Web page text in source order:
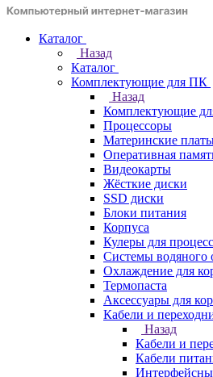
Каталог
Назад
Каталог
Комплектующие для ПК
Назад
Комплектующие
Процессоры
Материнские
Оперативная
Видеокарты
Жёсткие диски
SSD диски
Блоки питания
Корпуса
Кулеры для
Системы водяного
Охлаждение для
Термопаста
Аксессуары для
Кабели и
Назад
Кабели и
Кабели